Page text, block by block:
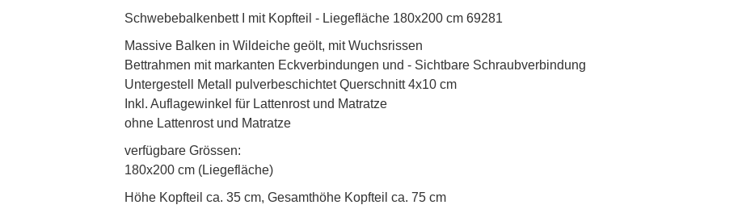
Schwebebalkenbett I mit Kopfteil - Liegefläche 180x200 cm 69281
Massive Balken in Wildeiche geölt, mit Wuchsrissen
Bettrahmen mit markanten Eckverbindungen und - Sichtbare Schraubverbindung
Untergestell Metall pulverbeschichtet Querschnitt 4x10 cm
Inkl. Auflagewinkel für Lattenrost und Matratze
ohne Lattenrost und Matratze
verfügbare Grössen:
180x200 cm (Liegefläche)
Höhe Kopfteil ca. 35 cm, Gesamthöhe Kopfteil ca. 75 cm